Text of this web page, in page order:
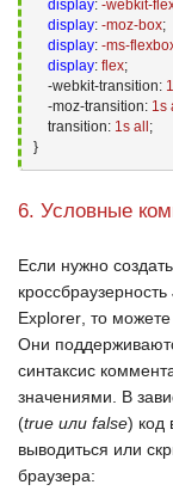
display: -webkit-
display: -moz-box;
display: -ms-
display: flex;
-webkit-transition: 1
-moz-transition: 1s
transition: 1s all ;
}
6. Условные
Если нужно
кроссбраузерность
Explorer , то
Они
синтаксис
значениями. В
(true или false) код
выводиться или
браузера: